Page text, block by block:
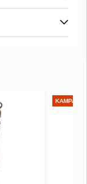
BETYG 0
KAMPANJ